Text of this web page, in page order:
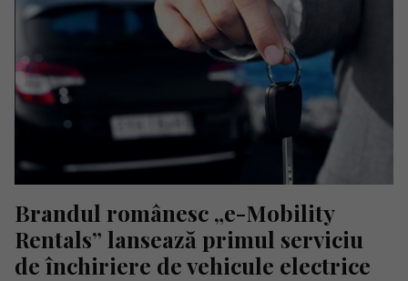
Brandul românesc „e-Mobility
Rentals” lansează primul serviciu
de închiriere de vehicule electrice